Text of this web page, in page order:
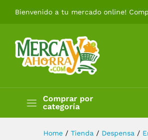
Bienvenido a tu mercado online!
Comprar por
categoría
Home / Tienda / Despensa /
Cerezas